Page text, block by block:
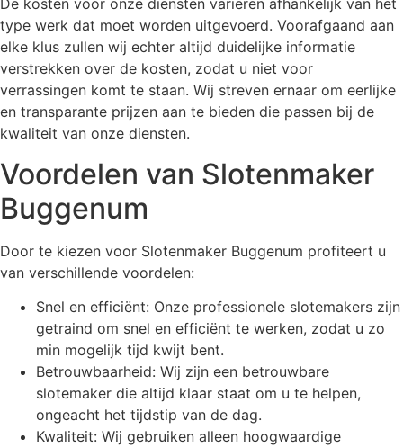
De kosten voor onze diensten variëren afhankelijk van het
type werk dat moet worden uitgevoerd. Voorafgaand aan
elke klus zullen wij echter altijd duidelijke informatie
verstrekken over de kosten, zodat u niet voor
verrassingen komt te staan. Wij streven ernaar om eerlijke
en transparante prijzen aan te bieden die passen bij de
kwaliteit van onze diensten.
Voordelen van Slotenmaker
Buggenum
Door te kiezen voor Slotenmaker Buggenum profiteert u
van verschillende voordelen:
Snel en efficiënt: Onze professionele slotemakers zijn
getraind om snel en efficiënt te werken, zodat u zo
min mogelijk tijd kwijt bent.
Betrouwbaarheid: Wij zijn een betrouwbare
slotemaker die altijd klaar staat om u te helpen,
ongeacht het tijdstip van de dag.
Kwaliteit: Wij gebruiken alleen hoogwaardige